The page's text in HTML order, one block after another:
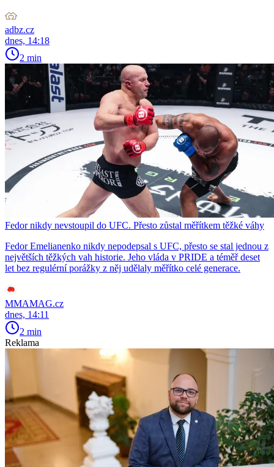
adbz.cz
dnes, 14:18
2 min
Fedor nikdy nevstoupil do UFC. Přesto zůstal měřítkem těžké váhy
Fedor Emelianenko nikdy nepodepsal s UFC, přesto se stal jednou z
největších těžkých vah historie. Jeho vláda v PRIDE a téměř deset
let bez regulérní porážky z něj udělaly měřítko celé generace.
MMAMAG.cz
dnes, 14:11
2 min
Reklama